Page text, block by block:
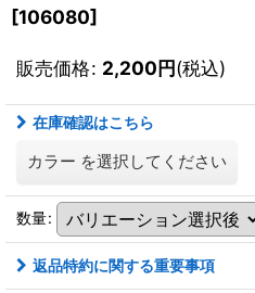
[106080]
販売価格: 2,200円(税込)
在庫確認はこちら
カラー を選択してください
数量:
返品特約に関する重要事項